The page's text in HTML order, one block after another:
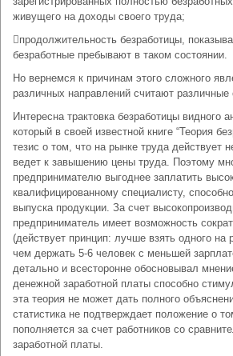
живущего на доходы своего труда;
продолжительность безработицы,
безработные пребывают в таком состоянии.
Но вернемся к причинам этого сложного
различных направлений считают
Интересна трактовка безработицы видного
который в своей известной книге “Теория
тезис о том, что на рынке труда действует
ведет к завышению цены труда. Поэтому
предпринимателю выгоднее заплатить
квалифицированному специалисту,
выпуска продукции. За счет
предприниматель имеет возможность
(действует принцип: лучше взять одного на
чем держать 5-6 человек с меньшей
детально и всесторонне обосновывал
денежной заработной платы способно
эта теория не может дать полного
статистика не подтверждает положение о
пополняется за счет работников со
заработной платы.